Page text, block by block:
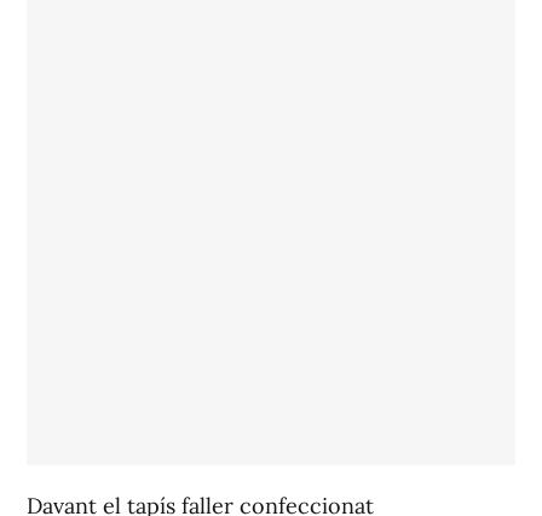
Davant el tapís faller confeccionat